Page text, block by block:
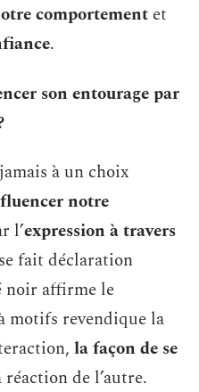
comportement et
.
son entourage par
à un choix
notre
l’expression à travers
fait déclaration
noir affirme le
motifs revendique la
la façon de se
de l’autre.